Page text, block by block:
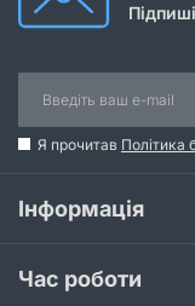
Я прочитав Політика
Інформація
Час роботи